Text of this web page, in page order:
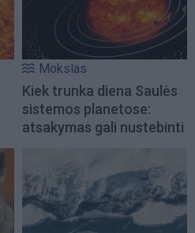
Mokslas
Kiek trunka diena Saulės
sistemos planetose:
atsakymas gali nustebinti